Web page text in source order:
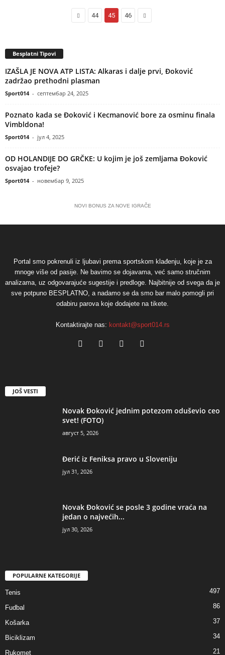
44 45 46
Besplatni Tipovi
IZAŠLA JE NOVA ATP LISTA: Alkaras i dalje prvi, Đoković
zadržao prethodni plasman
Sport014 - септембар 24, 2025
Poznato kada se Đoković i Kecmanović bore za osminu finala
Vimbldona!
Sport014 - јул 4, 2025
OD HOLANDIJE DO GRČKE: U kojim je još zemljama Đoković
osvajao trofeje?
Sport014 - новембар 9, 2025
NOVI BONUS ZA NOVE IGRAČE
Portal smo pokrenuli iz ljubavi prema sportskom klađenju, koje je za
mnoge više od pasije. Ne bavimo se dojavama, već samo stručnim
analizama, uz odgovarajuće sugestije i predloge. Najbitnije od svega da je
sve potpuno BESPLATNO, a nadamo se da smo bar malo pomogli pri
odabiru parova koje dodajete na tikete.
Kontaktirajte nas: kontakt@sport014.rs
JOŠ VESTI
Novak Đoković jednim potezom oduševio ceo
svet! (FOTO)
август 5, 2026
Đerić iz Feniksa pravo u Sloveniju
јул 31, 2026
Novak Đoković se posle 3 godine vraća na
jedan o najvećih...
јул 30, 2026
POPULARNE KATEGORIJE
Tenis 497
Fudbal 86
Košarka 37
Biciklizam 34
Rukomet 21